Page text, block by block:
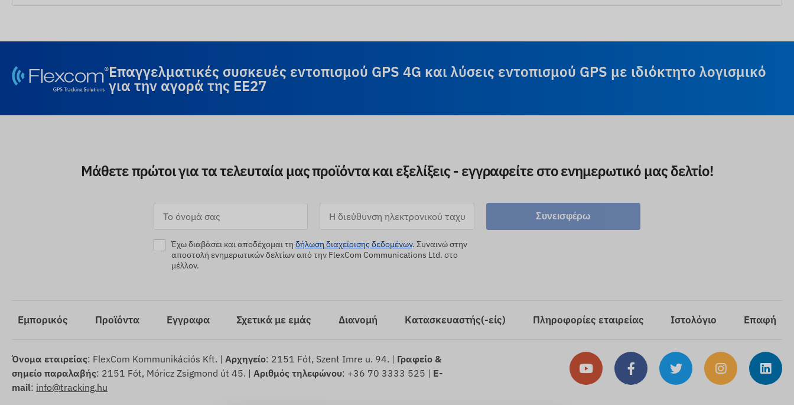
Επαγγελματικές συσκευές εντοπισμού GPS 4G και λύσεις εντοπισμού GPS με ιδιόκτητο λογισμικό
για την αγορά της ΕΕ27
Μάθετε πρώτοι για τα τελευταία μας προϊόντα και εξελίξεις - εγγραφείτε στο ενημερωτικό μας δελτίο!
Συνεισφέρω
Έχω διαβάσει και αποδέχομαι τη δήλωση διαχείρισης δεδομένων. Συναινώ στην
αποστολή ενημερωτικών δελτίων από την FlexCom Communications Ltd. στο
μέλλον.
Εμπορικός Προϊόντα Εγγραφα Σχετικά με εμάς Διανομή Κατασκευαστής(-είς) Πληροφορίες εταιρείας Ιστολόγιο Επαφή
Όνομα εταιρείας: FlexCom Kommunikációs Kft. | Αρχηγείο: 2151 Fót, Szent Imre u. 94. | Γραφείο &
σημείο παραλαβής: 2151 Fót, Móricz Zsigmond út 45. | Αριθμός τηλεφώνου: +36 70 3333 525 | E-
mail: info@tracking.hu